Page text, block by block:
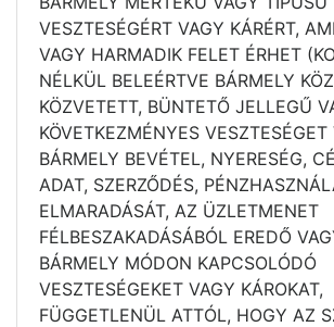
VESZTESÉGÉRT VAGY KÁRÉRT,
VAGY HARMADIK FELET ÉRHET
NÉLKÜL BELEÉRTVE BÁRMELY
KÖZVETETT, BÜNTETŐ JELLEGŰ
KÖVETKEZMÉNYES VESZTESÉGET
BÁRMELY BEVÉTEL, NYERESÉG,
ADAT, SZERZŐDÉS,
ELMARADÁSÁT, AZ ÜZLETMENET
FÉLBESZAKADÁSÁBÓL EREDŐ
BÁRMELY MÓDON KAPCSOLÓDÓ
VESZTESÉGEKET VAGY KÁROKAT,
FÜGGETLENÜL ATTÓL, HOGY AZ